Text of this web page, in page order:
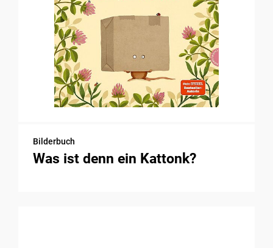
Bilderbuch
Was ist denn ein Kattonk?